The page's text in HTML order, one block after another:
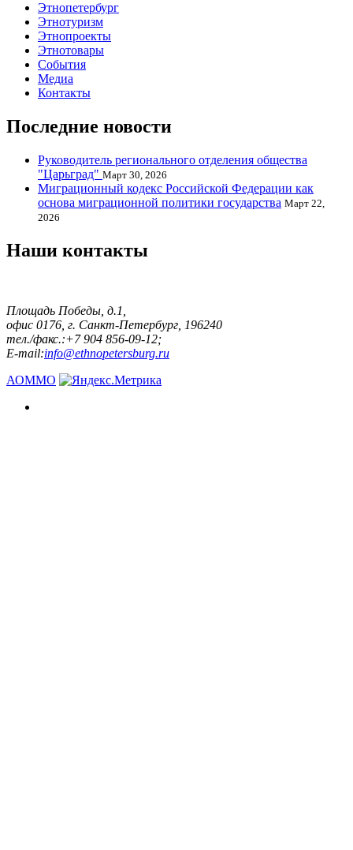
Этнопетербург
Этнотуризм
Этнопроекты
Этнотовары
События
Медиа
Контакты
Последние новости
Руководитель регионального отделения общества
"Царьград" Март 30, 2026
Миграционный кодекс Российской Федерации как
основа миграционной политики государства Март 22,
2026
Наши контакты
Площадь Победы, д.1,
офис 0176, г. Санкт-Петербург, 196240
тел./факс.:+7 904 856-09-12;
E-mail:info@ethnopetersburg.ru
АОММО